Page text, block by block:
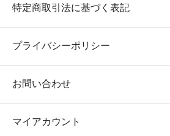
特定商取引法に基づく表記
プライバシーポリシー
お問い合わせ
マイアカウント